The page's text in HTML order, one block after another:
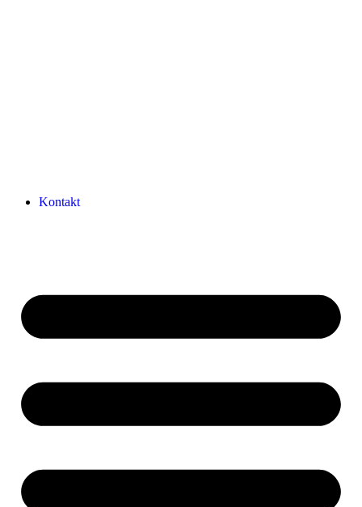
Kontakt